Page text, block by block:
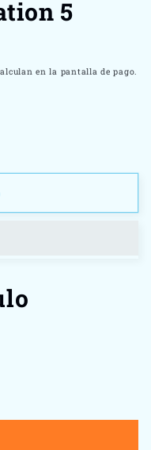
5
en la pantalla de pago.